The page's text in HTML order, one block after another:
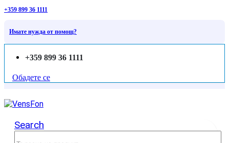
+359 899 36 1111
Имате нужда от помощ?
+359 899 36 1111
Обадете се
Search